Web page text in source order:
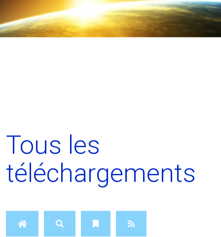
Tous les
téléchargements